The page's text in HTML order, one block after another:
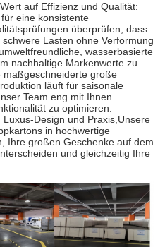
auf Effizienz und Qualität:
eine konsistente
überprüfen, dass
Lasten ohne Verformung
wasserbasierte
nachhaltige Markenwerte zu
maßgeschneiderte große
läuft für saisonale
Team eng mit Ihnen
zu optimieren.
Design und Praxis,Unsere
in hochwertige
Ihre großen Geschenke auf dem
und gleichzeitig Ihre